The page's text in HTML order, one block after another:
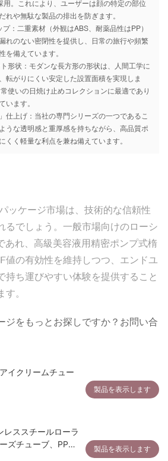
用。これにより、ユーザーは顔の特定の部位
れや無駄な製品の排出を防ぎます。
：二重素材（外観はABS、耐薬品性はPP）
れのない密閉性を提供し、日常の旅行や頻繁
を備えています。
形状：モダンな長方形の形状は、人間工学に
転がりにくい安定した設置面積を実現しま
使いの日焼け止めコレクションに最適であり
います。
仕上げ：当社の専門シリーズの一つであるこ
うな透明感と重厚感を持ちながら、高品質ポ
くく軽量な利点を兼ね備えています。
ッケージ市場は、技術的な信頼性
るでしょう。一般市場向けのローシ
あれ、高級美容液用精密ポンプ式楕
値の有効性を維持しつつ、エンドユ
持ち運びやすい体験を提供すること
。
ジをもっとお探しですか？お問い合
イクリームチュー
製品を表示します
ススチールローラ
ズチューブ、PPス
製品を表示します